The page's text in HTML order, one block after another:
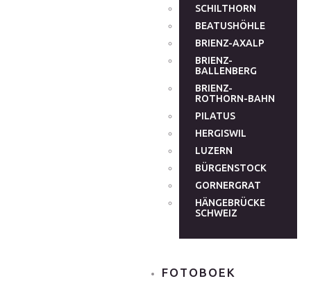
SCHILTHORN
BEATUSHÖHLE
BRIENZ-AXALP
BRIENZ-
BALLENBERG
BRIENZ-
ROTHORN-BAHN
PILATUS
HERGISWIL
LUZERN
BÜRGENSTOCK
GORNERGRAT
HÄNGEBRÜCKE
SCHWEIZ
FOTOBOEK